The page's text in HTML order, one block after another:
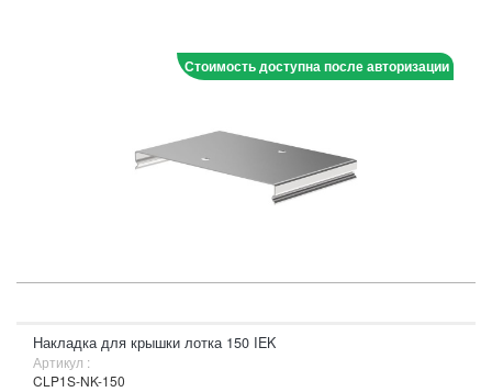
Стоимость доступна после авторизации
Накладка для крышки лотка 150 IEK
Артикул :
CLP1S-NK-150